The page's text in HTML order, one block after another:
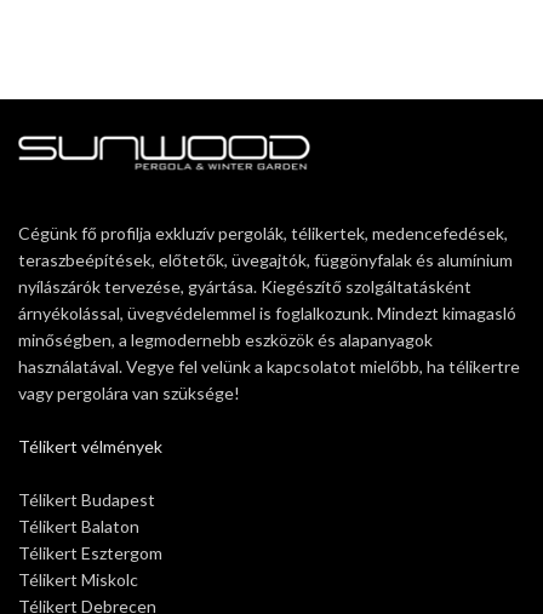
Cégünk fő profilja exkluzív pergolák, télikertek, medencefedések,
teraszbeépítések, előtetők, üvegajtók, függönyfalak és alumínium
nyílászárók tervezése, gyártása. Kiegészítő szolgáltatásként
árnyékolással, üvegvédelemmel is foglalkozunk. Mindezt kimagasló
minőségben, a legmodernebb eszközök és alapanyagok
használatával. Vegye fel velünk a kapcsolatot mielőbb, ha télikertre
vagy pergolára van szüksége!
Télikert vélmények
Télikert Budapest
Télikert Balaton
Télikert Esztergom
Télikert Miskolc
Télikert Debrecen